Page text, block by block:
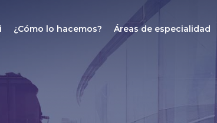
¿Cómo lo hacemos? Áreas de especialidad